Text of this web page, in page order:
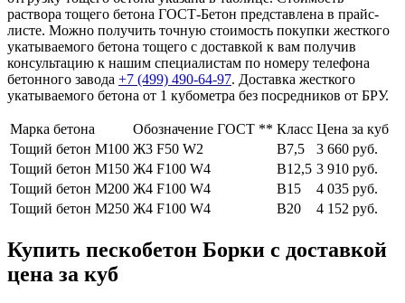
раствора тощего бетона ГОСТ-Бетон представлена в прайс-
листе. Можно получить точную стоимость покупки жесткого
укатываемого бетона тощего с доставкой к вам получив
консультацию к нашим специалистам по номеру телефона
бетонного завода +7 (499) 490-64-97. Доставка жесткого
укатываемого бетона от 1 кубометра без посредников от БРУ.
Марка бетона Обозначение ГОСТ ** Класс Цена за куб
Тощий бетон М100 Ж3 F50 W2 В7,5
3 660 руб.
Тощий бетон М150 Ж4 F100 W4 В12,5 3 910 руб.
Тощий бетон М200 Ж4 F100 W4 В15
4 035 руб.
Тощий бетон М250 Ж4 F100 W4 В20 4 152 руб.
Купить пескобетон Борки с доставкой
цена за куб